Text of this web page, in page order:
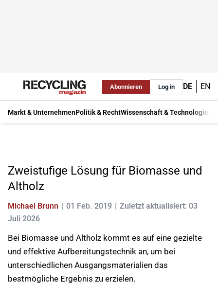
Abonnieren Log in DE EN
Markt & UnternehmenPolitik & RechtWissenschaft & Technologie
Zweistufige Lösung für Biomasse und
Altholz
Michael Brunn 01 Feb. 2019
Zuletzt aktualisiert: 03
Juli 2026
Bei Biomasse und Altholz kommt es auf eine gezielte
und effektive Aufbereitungstechnik an, um bei
unterschiedlichen Ausgangsmaterialien das
bestmögliche Ergebnis zu erzielen.